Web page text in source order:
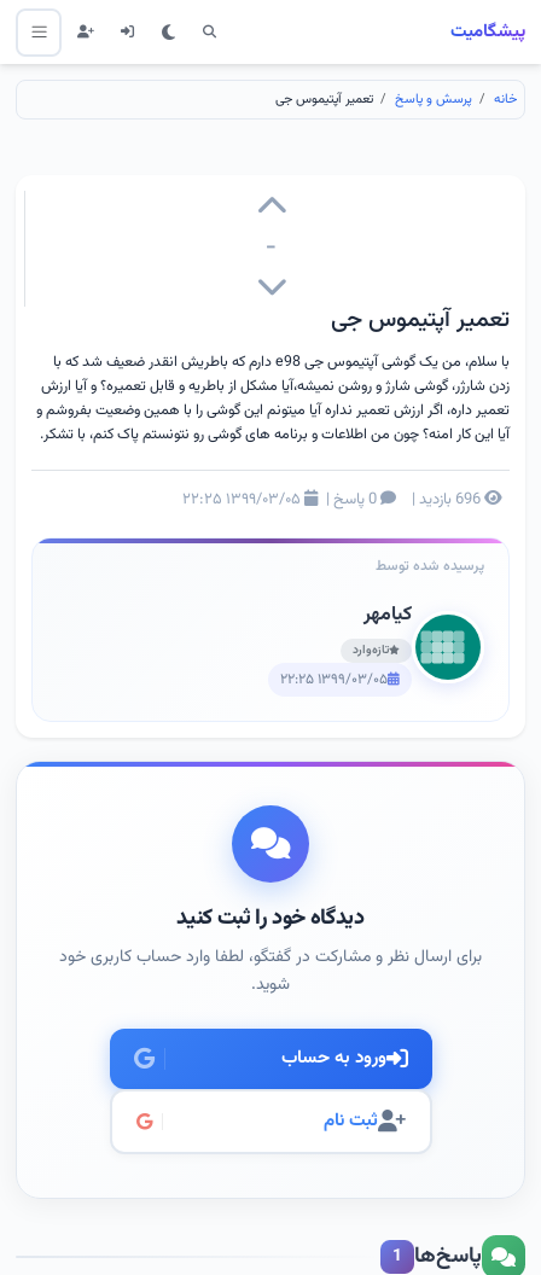
پیشگامیت
خانه پرسش و پاسخ تعمیر آپتیموس جی
-
تعمیر آپتیموس جی
با سلام، من یک گوشی آپتیموس جی e98 دارم که باطریش انقدر ضعیف شد که با
زدن شارژر، گوشی شارژ و روشن نمیشه،آیا مشکل از باطریه و قابل تعمیره؟ و آیا ارزش
تعمیر داره، اگر ارزش تعمیر نداره آیا میتونم این گوشی را با همین وضعیت بفروشم و
آیا این کار امنه؟ چون من اطلاعات و برنامه های گوشی رو نتونستم پاک کنم، با تشکر.
696 بازدید | 0 پاسخ |
پرسیده شده توسط
کیامهر
تازه‌وارد
۱۳۹۹/۰۳/۰۵ ۲۲:۲۵
دیدگاه خود را ثبت کنید
برای ارسال نظر و مشارکت در گفتگو، لطفا وارد حساب کاربری خود
شوید.
ورود به حساب
ثبت نام
پاسخ‌ها 1